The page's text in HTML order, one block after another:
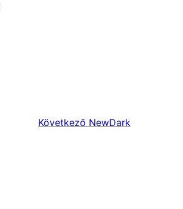
Következő NewDark